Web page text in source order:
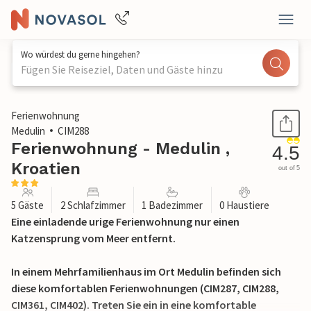
Wo würdest du gerne hingehen?
Fügen Sie Reiseziel, Daten und Gäste hinzu
1 / 27
Ferienwohnung
Medulin
CIM288
Ferienwohnung - Medulin ,
Kroatien
4.5
out of 5
5 Gäste 2 Schlafzimmer 1 Badezimmer 0 Haustiere
Eine einladende urige Ferienwohnung nur einen
Katzensprung vom Meer entfernt.
In einem Mehrfamilienhaus im Ort Medulin befinden sich
diese komfortablen Ferienwohnungen (CIM287, CIM288,
CIM361, CIM402). Treten Sie ein in eine komfortable